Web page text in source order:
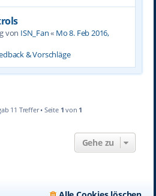
von ISN_Fan« Mo 8. Feb 2016,
& Vorschläge
11 Treffer • Seite 1 von 1
Gehe zu